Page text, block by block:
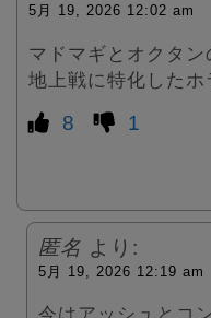
5月 19, 2026 12:02 am
マドマギとオクタン
地上戦に特化した
8 1
匿名 より:
5月 19, 2026 12:19 am